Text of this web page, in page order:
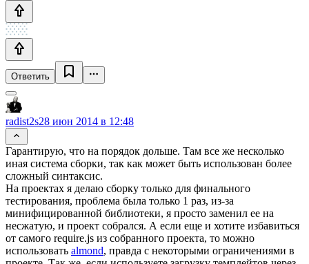
Ответить
radist2s28 июн 2014 в 12:48
Гарантирую, что на порядок дольше. Там все же несколько
иная система сборки, так как может быть использован более
сложный синтаксис.
На проектах я делаю сборку только для финального
тестирования, проблема была только 1 раз, из-за
минифицированной библиотеки, я просто заменил ее на
несжатую, и проект собрался. А если еще и хотите избавиться
от самого require.js из собранного проекта, то можно
использовать almond, правда с некоторыми ограничениями в